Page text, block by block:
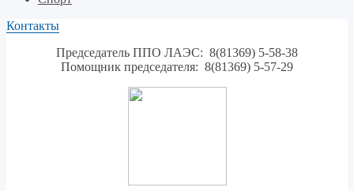
Контакты
Председатель ППО ЛАЭС: 8(81369) 5-58-38
Помощник председателя: 8(81369) 5-57-29